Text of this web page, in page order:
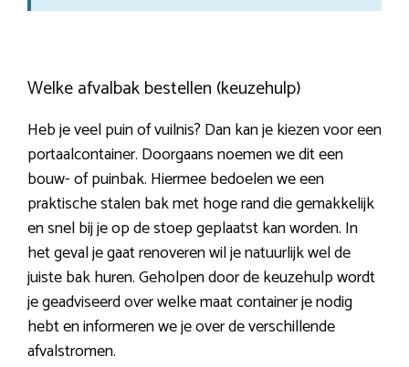
Welke afvalbak bestellen (keuzehulp)
Heb je veel puin of vuilnis? Dan kan je kiezen voor een
portaalcontainer. Doorgaans noemen we dit een
bouw- of puinbak. Hiermee bedoelen we een
praktische stalen bak met hoge rand die gemakkelijk
en snel bij je op de stoep geplaatst kan worden. In
het geval je gaat renoveren wil je natuurlijk wel de
juiste bak huren. Geholpen door de keuzehulp wordt
je geadviseerd over welke maat container je nodig
hebt en informeren we je over de verschillende
afvalstromen.